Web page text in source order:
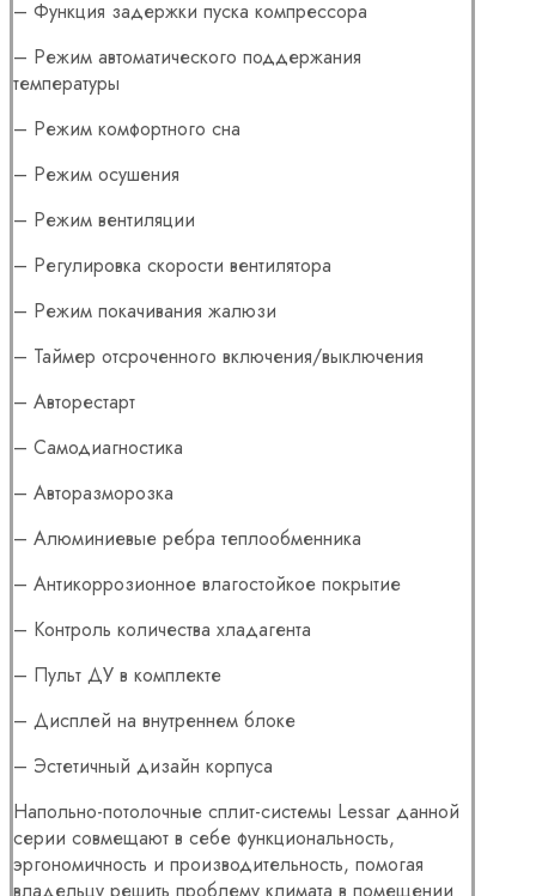
– Функция задержки пуска компрессора
– Режим автоматического поддержания
температуры
– Режим комфортного сна
– Режим осушения
– Режим вентиляции
– Регулировка скорости вентилятора
– Режим покачивания жалюзи
– Таймер отсроченного включения/выключения
– Авторестарт
– Самодиагностика
– Авторазморозка
– Алюминиевые ребра теплообменника
– Антикоррозионное влагостойкое покрытие
– Контроль количества хладагента
– Пульт ДУ в комплекте
– Дисплей на внутреннем блоке
– Эстетичный дизайн корпуса
Напольно-потолочные сплит-системы Lessar данной
серии совмещают в себе функциональность,
эргономичность и производительность, помогая
владельцу решить проблему климата в помещении